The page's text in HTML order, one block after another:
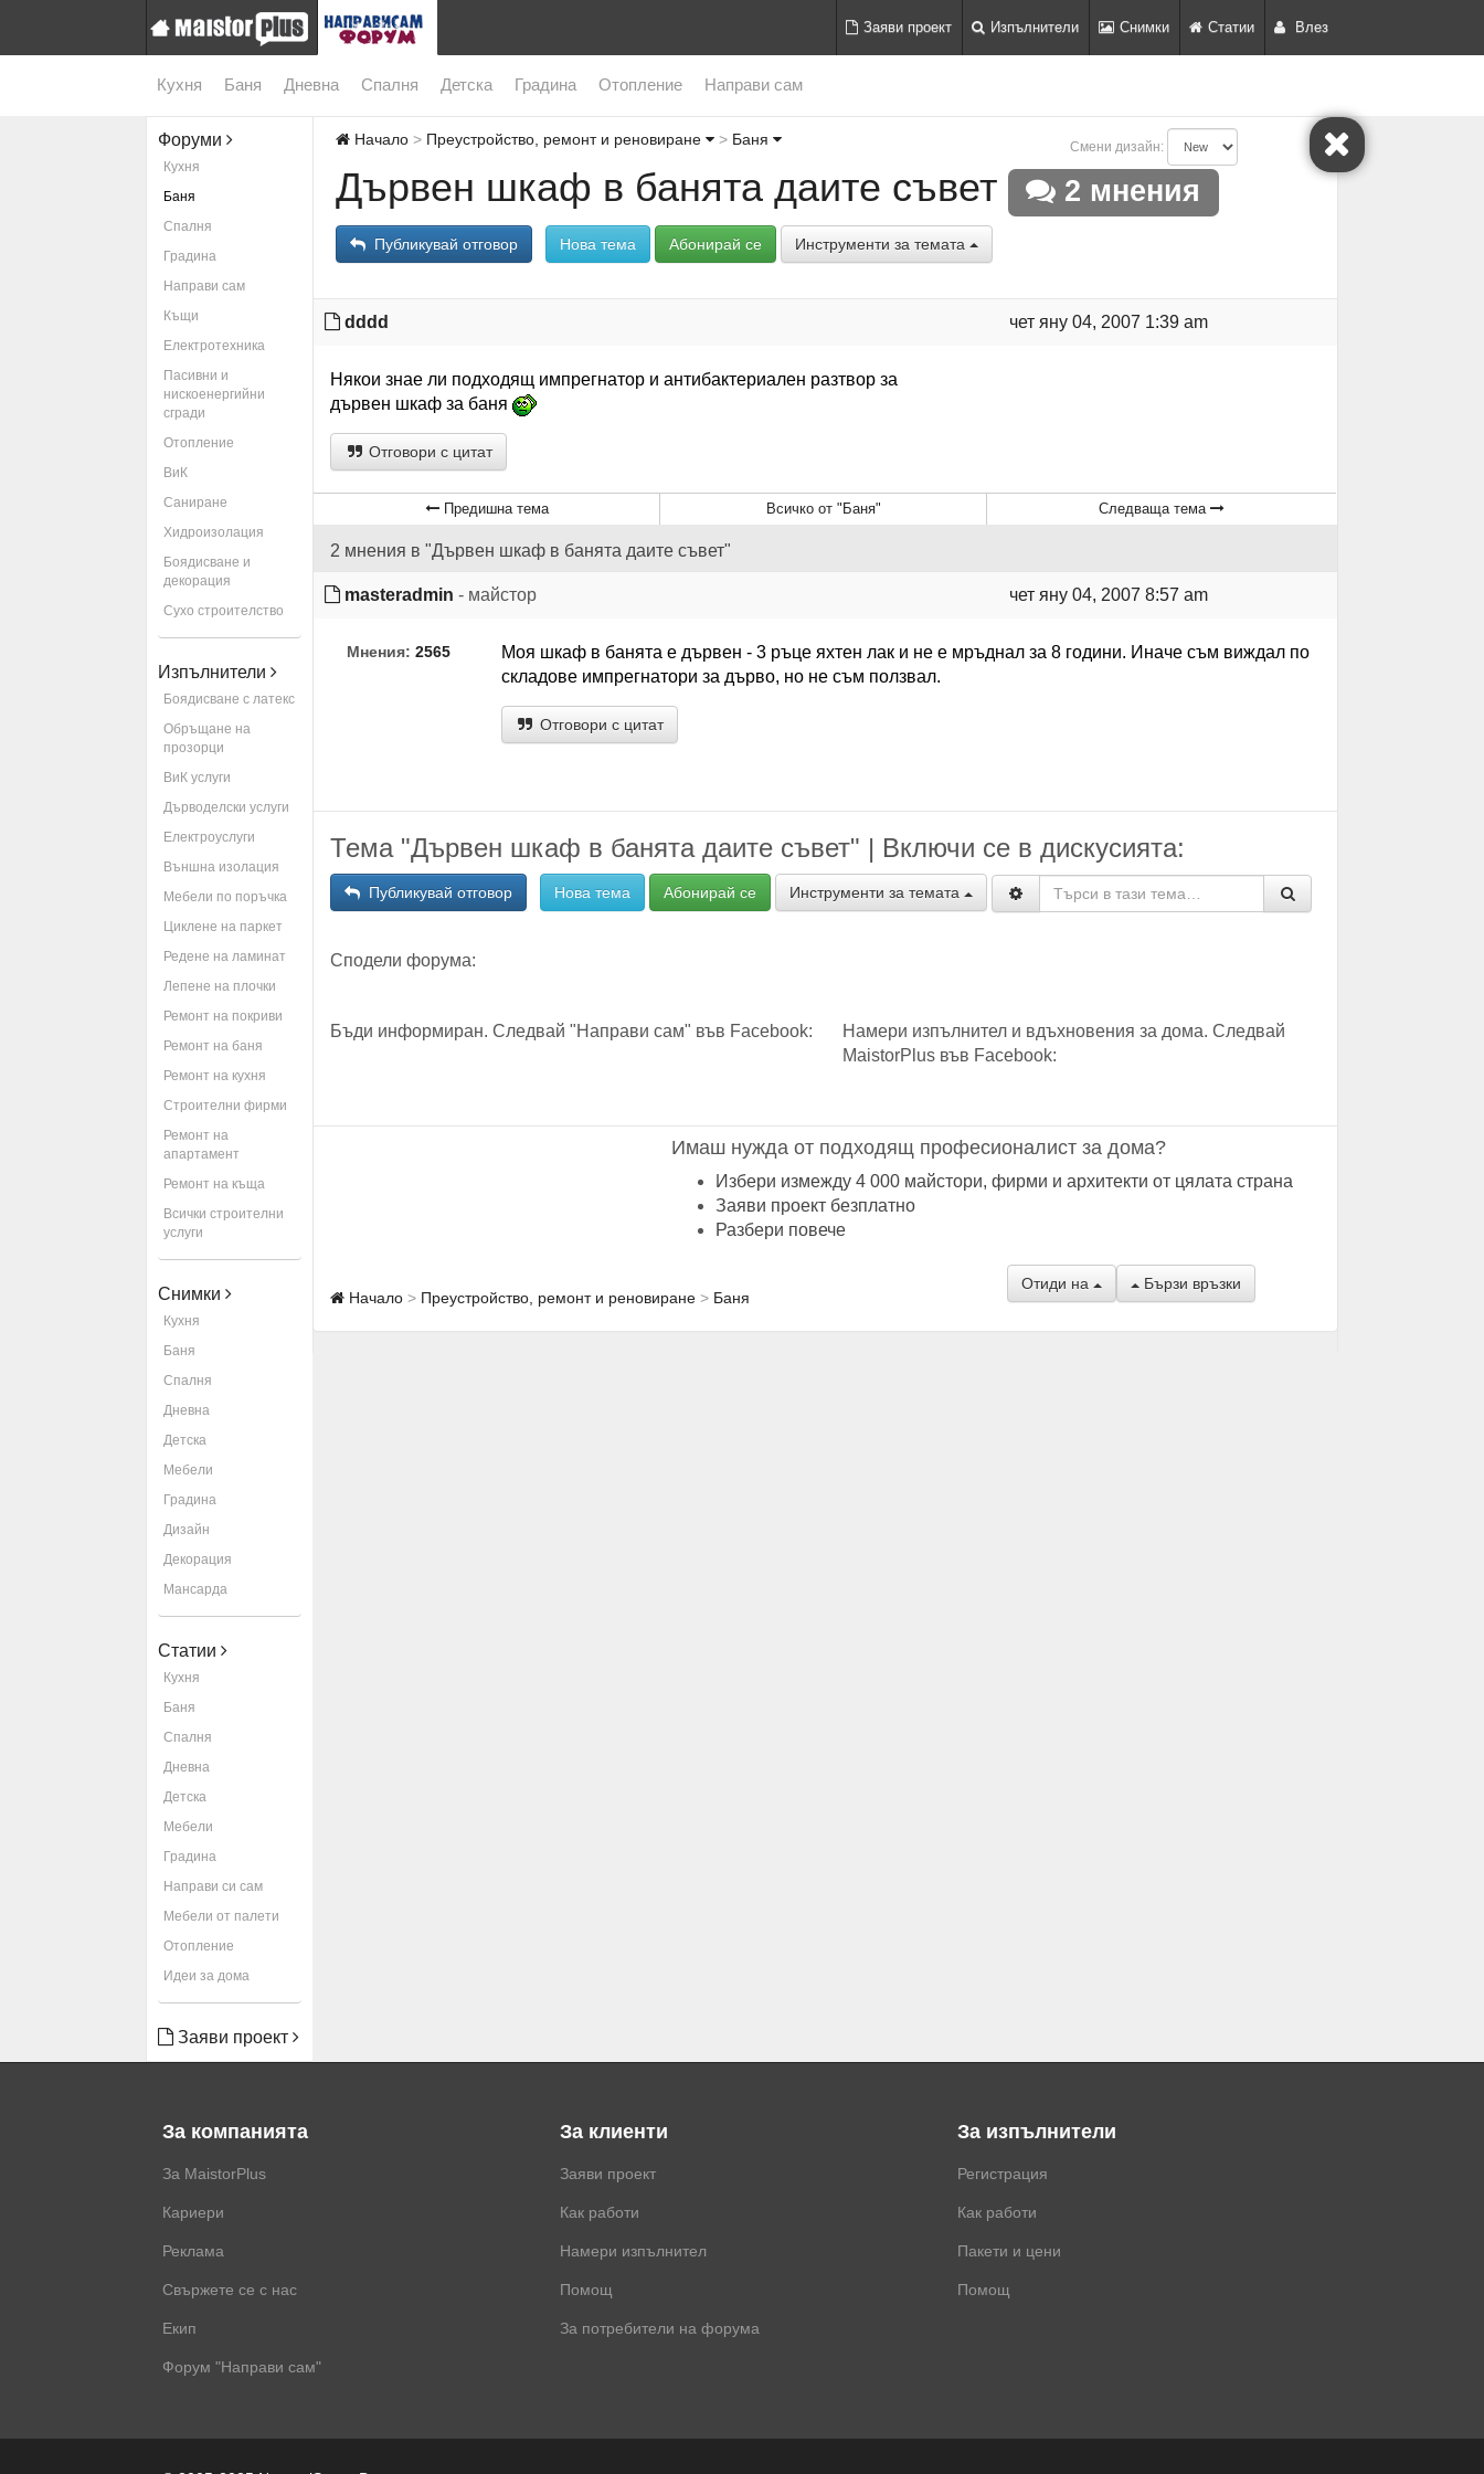
Заяви проект Изпълнители Снимки Статии Влез
Кухня Баня Дневна Спалня Детска Градина Отопление Направи сам
Форуми
Кухня
Баня
Спалня
Градина
Направи сам
Къщи
Електротехника
Пасивни и
нискоенергийни
сгради
Отопление
ВиК
Саниране
Хидроизолация
Боядисване и
декорация
Сухо строителство
Изпълнители
Боядисване с латекс
Обръщане на
прозорци
ВиК услуги
Дърводелски услуги
Електроуслуги
Външна изолация
Мебели по поръчка
Циклене на паркет
Редене на ламинат
Лепене на плочки
Ремонт на покриви
Ремонт на баня
Ремонт на кухня
Строителни фирми
Ремонт на
апартамент
Ремонт на къща
Всички строителни
услуги
Снимки
Кухня
Баня
Спалня
Дневна
Детска
Мебели
Градина
Дизайн
Декорация
Мансарда
Статии
Кухня
Баня
Спалня
Дневна
Детска
Мебели
Градина
Направи си сам
Мебели от палети
Отопление
Идеи за дома
Заяви проект
Начало Преустройство, ремонт и реновиране Баня Смени дизайн:
Дървен шкаф в банята даите съвет 2 мнения
Публикувай отговор Нова тема Абонирай се Инструменти за темата
dddd чет яну 04, 2007 1:39 am
Някои знае ли подходящ импрегнатор и антибактериален разтвор за
дървен шкаф за баня
Отговори с цитат
Предишна тема Всичко от "Баня" Следваща тема
2 мнения в "Дървен шкаф в банята даите съвет"
masteradmin - майстор чет яну 04, 2007 8:57 am
Мнения: 2565
Моя шкаф в банята е дървен - 3 ръце яхтен лак и не е мръднал за 8 години. Иначе съм виждал по
складове импрегнатори за дърво, но не съм ползвал.
Отговори с цитат
Тема "Дървен шкаф в банята даите съвет" | Включи се в дискусията:
Публикувай отговор Нова тема Абонирай се Инструменти за темата
Сподели форума:
Бъди информиран. Следвай "Направи сам" във Facebook:
Намери изпълнител и вдъхновения за дома. Следвай
MaistorPlus във Facebook:
Имаш нужда от подходящ професионалист за дома?
Избери измежду 4 000 майстори, фирми и архитекти от цялата страна
Заяви проект безплатно
Разбери повече
Начало Преустройство, ремонт и реновиране Баня
Отиди на Бързи връзки
За компанията
За MaistorPlus
Кариери
Реклама
Свържете се с нас
Екип
Форум "Направи сам"
За клиенти
Заяви проект
Как работи
Намери изпълнител
Помощ
За потребители на форума
За изпълнители
Регистрация
Как работи
Пакети и цени
Помощ